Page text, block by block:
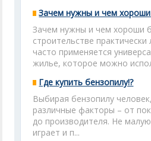
Зачем нужны и чем
Зачем нужны и чем хороши
строительстве
часто применяется
жилье, которое можно
Где купить бензопилу!?
Выбирая бензопилу
различные факторы – от
до производителя. Не
играет и п...